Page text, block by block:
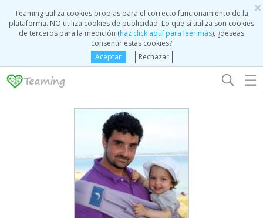
×
Teaming utiliza cookies propias para el correcto funcionamiento de la
plataforma. NO utiliza cookies de publicidad. Lo que sí utiliza son cookies
de terceros para la medición (haz click aquí para leer más), ¿deseas
consentir estas cookies?
Aceptar
Rechazar
☰